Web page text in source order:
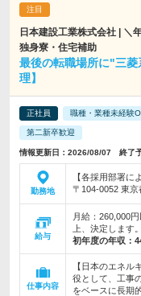
日本建設工業株式会社 | ＼
独身寮・住宅補助
最後の転職場所に"三
理】
正社員 職種・業種未経験
第二新卒歓迎
情報更新日：2026/08/07 終了
勤務地
【各採用部署に
〒104-0052 東京
給与
月給：260,000
上、決定します
初年度の年収：
仕事内容
【日本のエネル
役として、工事
をベースに長期